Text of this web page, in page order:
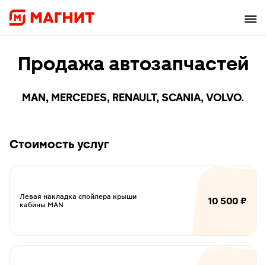
Продажа автозапчастей
MAN, MERCEDES, RENAULT, SCANIA, VOLVO.
Стоимость услуг
Левая накладка спойлера крыши
кабины MAN
10 500 ₽